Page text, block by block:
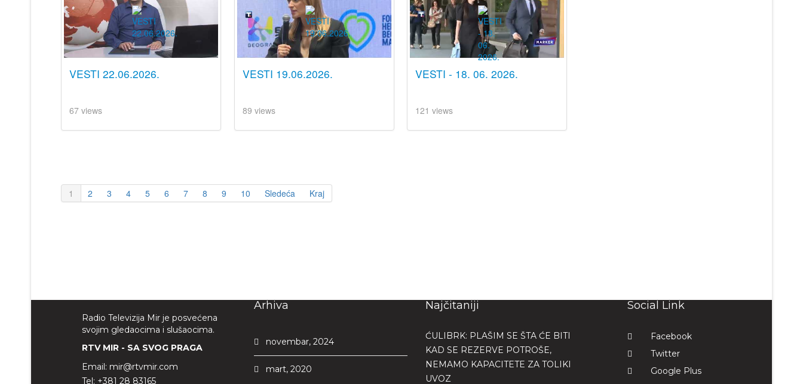
VESTI 22.06.2026.
67 views
VESTI 19.06.2026.
89 views
VESTI - 18. 06. 2026.
121 views
1 2 3 4 5 6 7 8 9 10 Sledeća Kraj
Radio Televizija Mir je posvećena
svojim gledaocima i slušaocima.
RTV MIR - SA SVOG PRAGA
Email: mir@rtvmir.com
Tel: +381 28 83165
Arhiva
novembar, 2024
mart, 2020
Najčitaniji
ĆULIBRK: PLAŠIM SE ŠTA ĆE BITI
KAD SE REZERVE POTROŠE,
NEMAMO KAPACITETE ZA TOLIKI
UVOZ
Social Link
Facebook
Twitter
Google Plus